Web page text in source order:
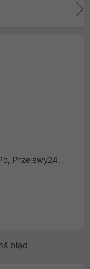
Przelewy24,
błąd